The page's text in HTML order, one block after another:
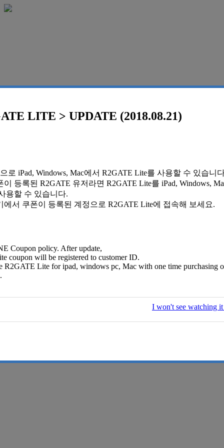
LITE > UPDATE (2018.08.21)
로 iPad, Windows, Mac에서 R2GATE Lite를 사용할 수 있습니
이 등록된 R2GATE 유저라면 R2GATE Lite를 iPad, Windows,
용할 수 있습니다.
에서 쿠폰이 등록된 계정으로 R2GATE Lite에 접속해 보세요.
Coupon policy. After update,
coupon will be registered to customer ID.
R2GATE Lite for ipad, windows pc, Mac with one time purchasing
I won't see watching